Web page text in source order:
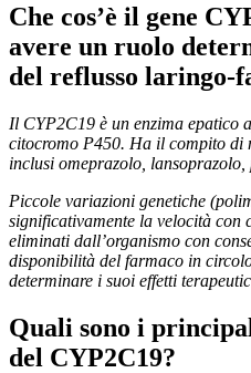
Che cos’è il gene
avere un ruolo
del reflusso laringo-
Il CYP2C19 è un enzima epatico
citocromo P450. Ha il compito di
inclusi omeprazolo,
Piccole variazioni genetiche
significativamente la velocità con
eliminati dall’organismo con
disponibilità del farmaco in
determinare i suoi effetti
Quali sono i
del CYP2C19?